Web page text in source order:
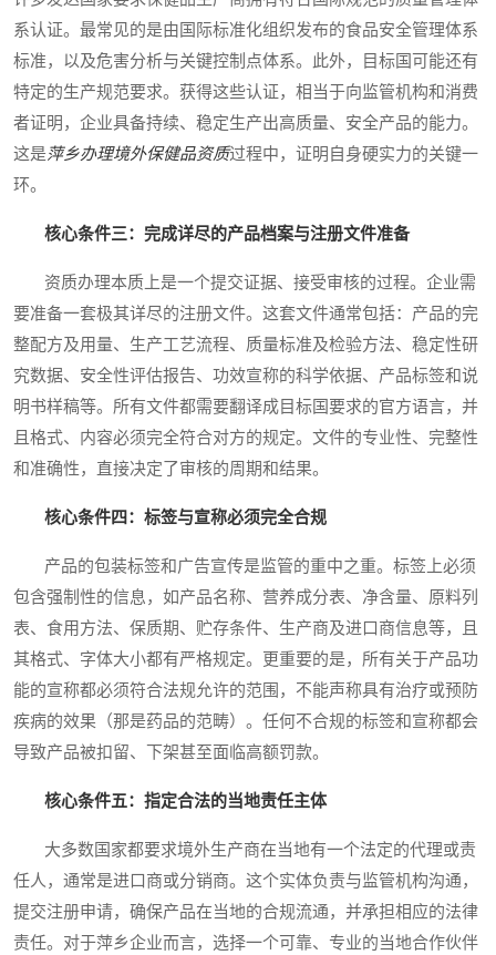
系认证。最常见的是由国际标准化组织发布的食品安全管理体系
标准，以及危害分析与关键控制点体系。此外，目标国可能还有
特定的生产规范要求。获得这些认证，相当于向监管机构和消费
者证明，企业具备持续、稳定生产出高质量、安全产品的能力。
这是萍乡办理境外保健品资质过程中，证明自身硬实力的关键一
环。
核心条件三：完成详尽的产品档案与注册文件准备
资质办理本质上是一个提交证据、接受审核的过程。企业需
要准备一套极其详尽的注册文件。这套文件通常包括：产品的完
整配方及用量、生产工艺流程、质量标准及检验方法、稳定性研
究数据、安全性评估报告、功效宣称的科学依据、产品标签和说
明书样稿等。所有文件都需要翻译成目标国要求的官方语言，并
且格式、内容必须完全符合对方的规定。文件的专业性、完整性
和准确性，直接决定了审核的周期和结果。
核心条件四：标签与宣称必须完全合规
产品的包装标签和广告宣传是监管的重中之重。标签上必须
包含强制性的信息，如产品名称、营养成分表、净含量、原料列
表、食用方法、保质期、贮存条件、生产商及进口商信息等，且
其格式、字体大小都有严格规定。更重要的是，所有关于产品功
能的宣称都必须符合法规允许的范围，不能声称具有治疗或预防
疾病的效果（那是药品的范畴）。任何不合规的标签和宣称都会
导致产品被扣留、下架甚至面临高额罚款。
核心条件五：指定合法的当地责任主体
大多数国家都要求境外生产商在当地有一个法定的代理或责
任人，通常是进口商或分销商。这个实体负责与监管机构沟通，
提交注册申请，确保产品在当地的合规流通，并承担相应的法律
责任。对于萍乡企业而言，选择一个可靠、专业的当地合作伙伴